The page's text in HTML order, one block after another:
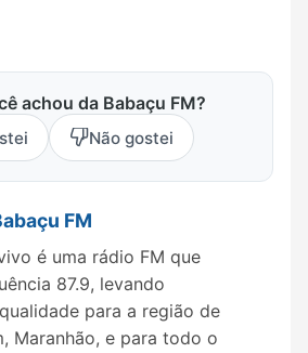
achou da Babaçu FM?
Não gostei
FM
é uma rádio FM que
87.9, levando
para a região de
Maranhão, e para todo o